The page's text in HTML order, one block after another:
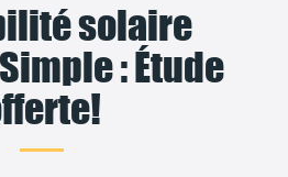
solaire
: Étude